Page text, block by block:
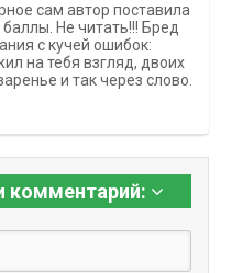
сам автор поставила
Не читать!!! Бред
с кучей ошибок:
на тебя взгляд, двоих
и так через слово.
комментарий: